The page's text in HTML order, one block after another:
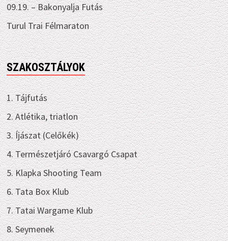
09.19. – Bakonyalja Futás
Turul Trai Félmaraton
SZAKOSZTÁLYOK
1. Tájfutás
2. Atlétika, triatlon
3. Íjászat (Celőkék)
4. Természetjáró Csavargó Csapat
5. Klapka Shooting Team
6. Tata Box Klub
7. Tatai Wargame Klub
8. Seymenek